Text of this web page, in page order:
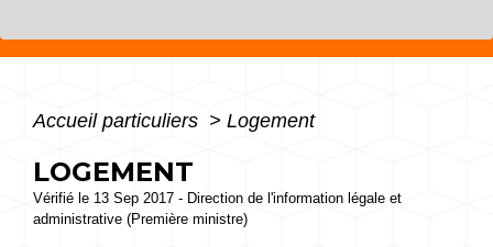
Accueil particuliers > Logement
LOGEMENT
Vérifié le 13 Sep 2017 - Direction de l'information légale et
administrative (Première ministre)